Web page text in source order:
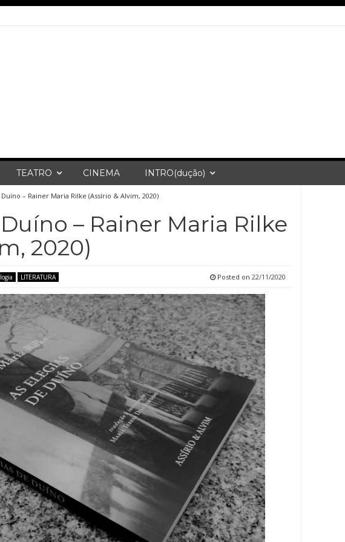
TEATRO CINEMA INTRO(dução)
Duíno – Rainer Maria Rilke (Assírio & Alvim, 2020)
– Rainer Maria Rilke
2020)
LITERATURA Posted on 22/11/2020